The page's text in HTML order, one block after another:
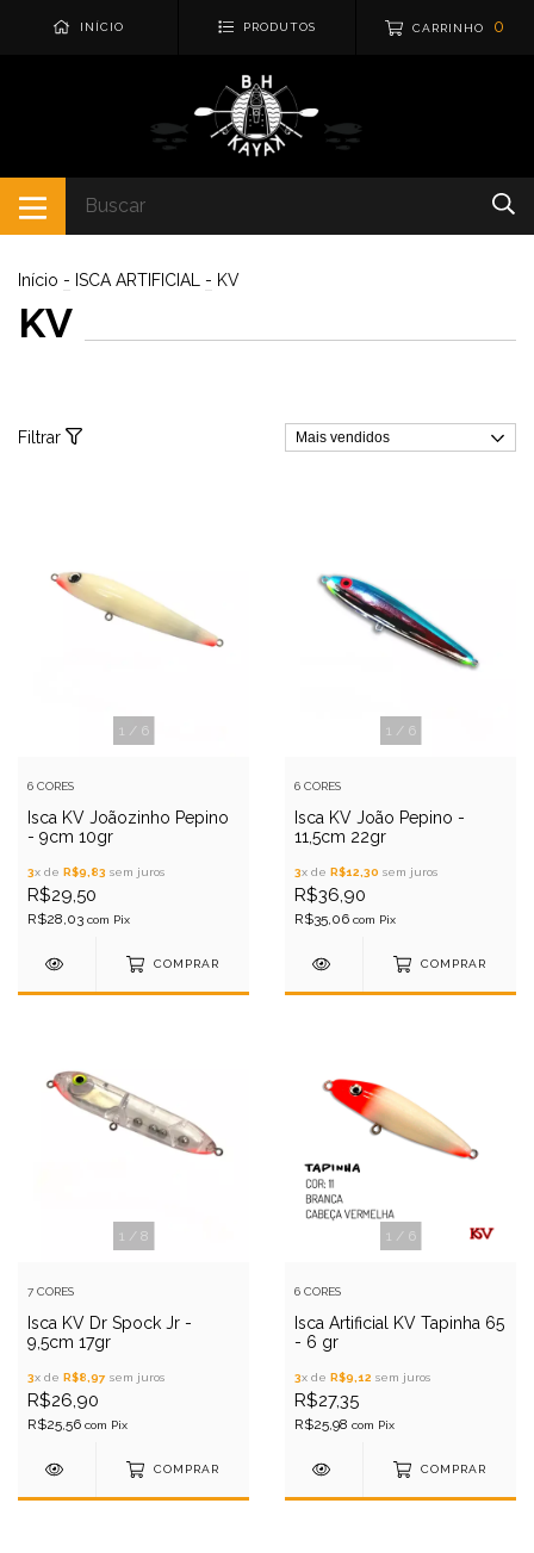
INÍCIO PRODUTOS CARRINHO 0
Início - ISCA ARTIFICIAL - KV
KV
Filtrar
1 / 6
6 CORES
Isca KV Joãozinho Pepino
- 9cm 10gr
3x de R$9,83 sem juros
R$29,50
R$28,03 com Pix
COMPRAR
1 / 6
6 CORES
Isca KV João Pepino -
11,5cm 22gr
3x de R$12,30 sem juros
R$36,90
R$35,06 com Pix
COMPRAR
1 / 8
7 CORES
Isca KV Dr Spock Jr -
9,5cm 17gr
3x de R$8,97 sem juros
R$26,90
R$25,56 com Pix
COMPRAR
1 / 6
6 CORES
Isca Artificial KV Tapinha 65
- 6 gr
3x de R$9,12 sem juros
R$27,35
R$25,98 com Pix
COMPRAR